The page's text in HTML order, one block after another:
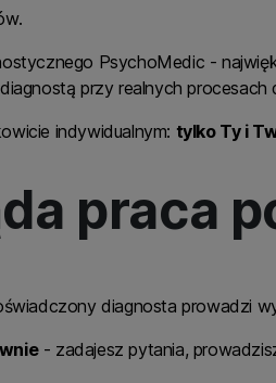
PsychoMedic -
przy realnych procesach
indywidualnym: tylko Ty i
praca
diagnosta prowadzi
- zadajesz pytania,